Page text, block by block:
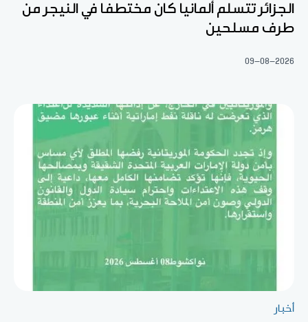
الجزائر تتسلم ألمانيا كان مختطفا في النيجر من
طرف مسلحين
09-08-2026
أخبار